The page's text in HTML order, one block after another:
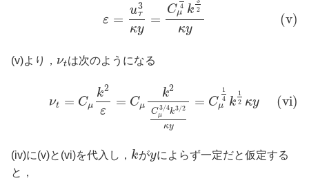
ε =
u3
τ
κy
=
C 4
μ k 2
κy
(v)
(v)より， νtは次のようになる
νt = Cμ
k2
ε
= Cμ
k2
C3/4
μ k3/2
κy
= C
1
4
μ k
1
2 κy (vi)
(iv)に(v)と(vi)を代入し， kがyによらず一定だと仮定する
と，